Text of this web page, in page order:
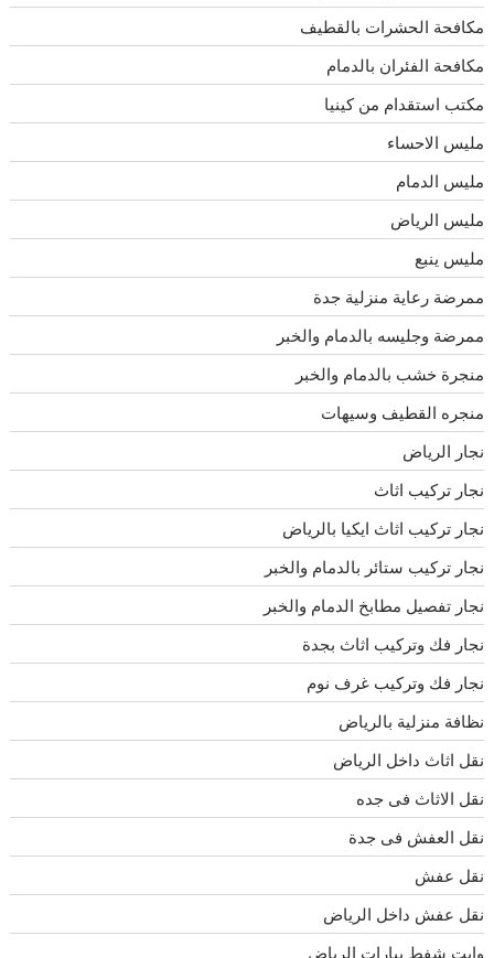
مكافحة الحشرات بالقطيف
مكافحة الفئران بالدمام
مكتب استقدام من كينيا
مليس الاحساء
مليس الدمام
مليس الرياض
مليس ينبع
ممرضة رعاية منزلية جدة
ممرضة وجليسه بالدمام والخبر
منجرة خشب بالدمام والخبر
منجره القطيف وسيهات
نجار الرياض
نجار تركيب اثاث
نجار تركيب اثاث ايكيا بالرياض
نجار تركيب ستائر بالدمام والخبر
نجار تفصيل مطابخ الدمام والخبر
نجار فك وتركيب اثاث بجدة
نجار فك وتركيب غرف نوم
نظافة منزلية بالرياض
نقل اثاث داخل الرياض
نقل الاثاث فى جده
نقل العفش فى جدة
نقل عفش
نقل عفش داخل الرياض
وايت شفط بيارات الرياض